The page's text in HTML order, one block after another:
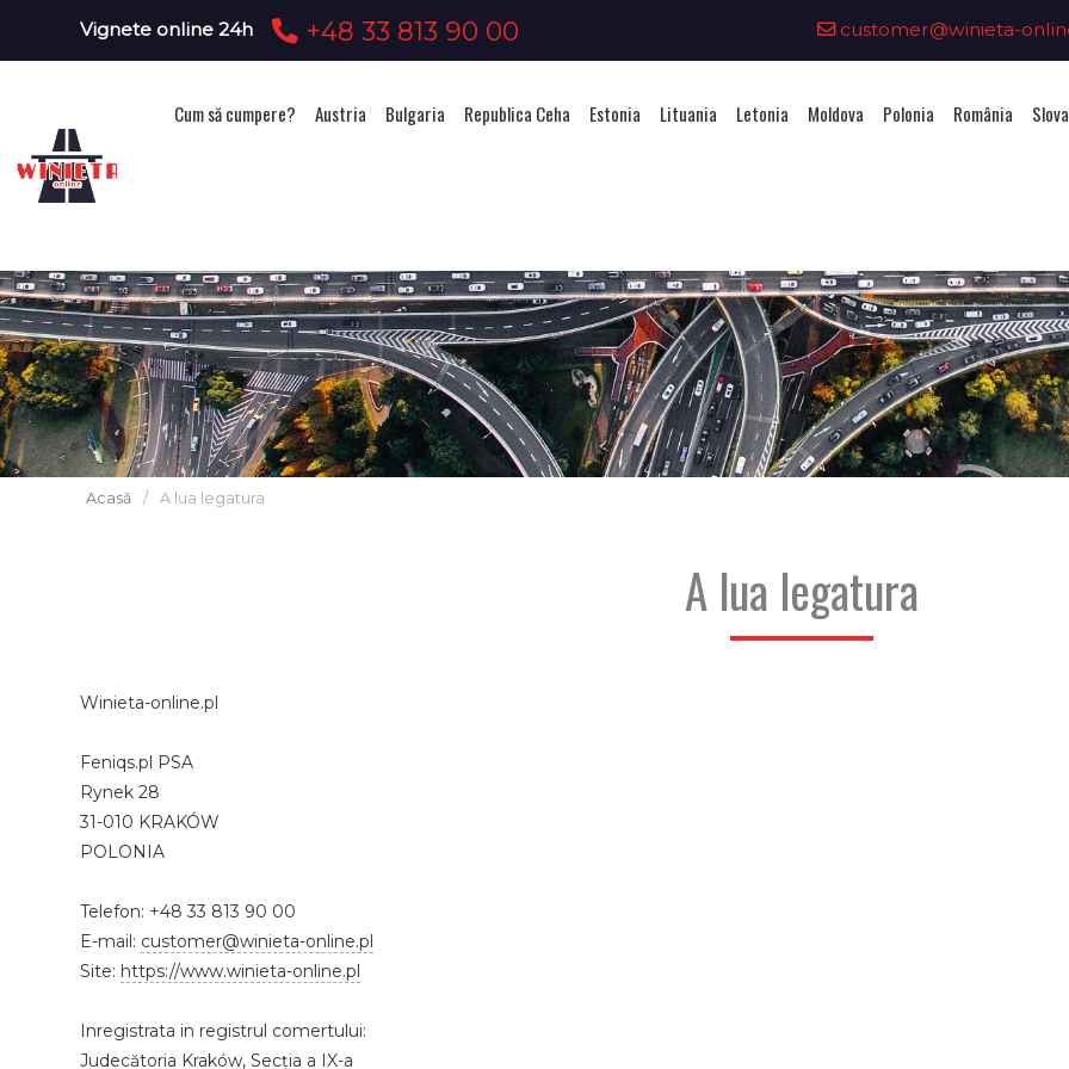
Vignete online 24h +48 33 813 90 00 customer@winieta-
Cum să cumpere? Austria Bulgaria Republica Ceha Estonia Lituania Letonia Moldova Polonia România
Acasă / A lua legatura
A lua legatura
Winieta-online.pl
Feniqs.pl PSA
Rynek 28
31-010 KRAKÓW
POLONIA
Telefon: +48 33 813 90 00
E-mail: customer@winieta-online.pl
Site: https://www.winieta-online.pl
Inregistrata in registrul comertului:
Judecătoria Kraków, Secția a IX-a